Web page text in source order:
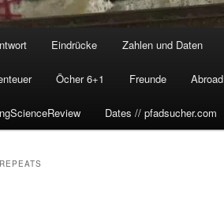
Eindrücke Zahlen und Daten
Öcher 6+1 Freunde Abroad
Dates // pfadsucher.com